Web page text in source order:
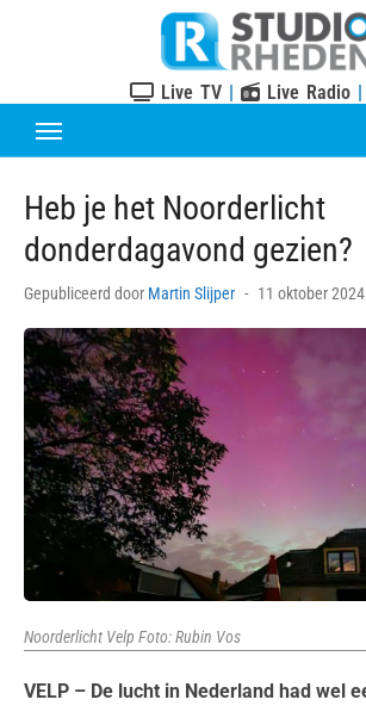
Live TV | Live Radio |
Heb je het Noorderlicht
donderdagavond gezien?
Gepubliceerd door Martin Slijper
Posted
11 oktober
Noorderlicht Velp Foto: Rubin Vos
VELP – De lucht in Nederland had wel